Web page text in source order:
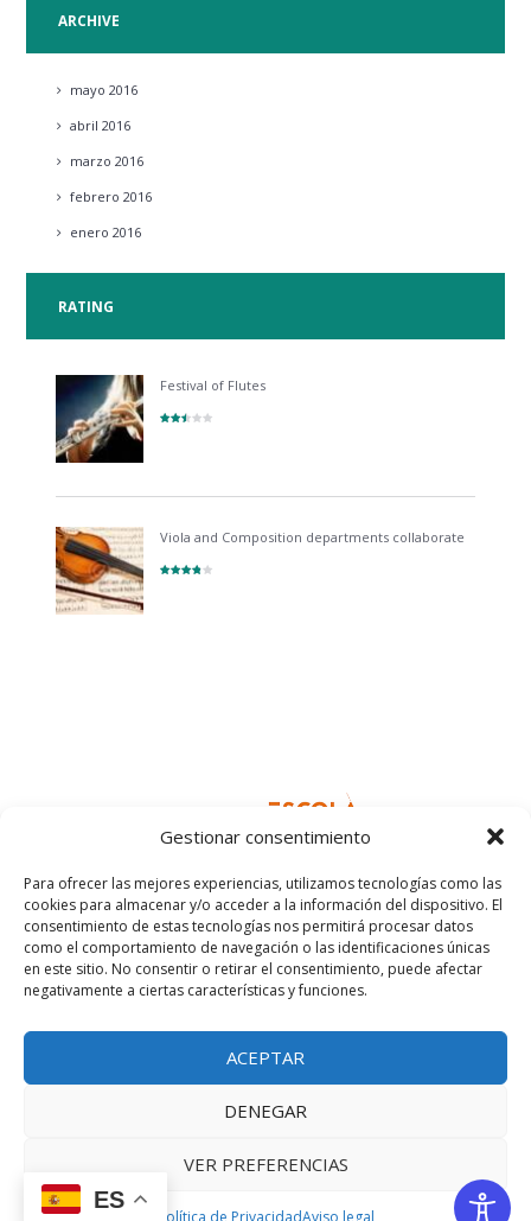
Gestionar consentimiento
Para ofrecer las mejores experiencias, utilizamos tecnologías como las
cookies para almacenar y/o acceder a la información del dispositivo. El
consentimiento de estas tecnologías nos permitirá procesar datos
como el comportamiento de navegación o las identificaciones únicas
en este sitio. No consentir o retirar el consentimiento, puede afectar
negativamente a ciertas características y funciones.
ACEPTAR
DENEGAR
VER PREFERENCIAS
Política de PrivacidadAviso legal
ARCHIVE
mayo 2016
abril 2016
marzo 2016
febrero 2016
enero 2016
RATING
Festival of Flutes
Viola and Composition departments collaborate
Christian García © 2025. Todos los derechos reservados Aviso Legal
y
ES